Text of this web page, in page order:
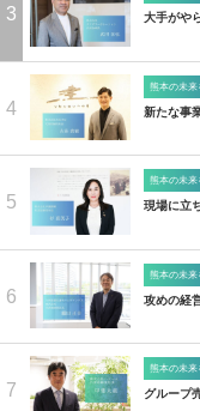
3 大手がや
4
熊本の未来
新たな事
5
熊本の未来
現場に立
6
熊本の未来
攻めの経
7
熊本の未来
グループ